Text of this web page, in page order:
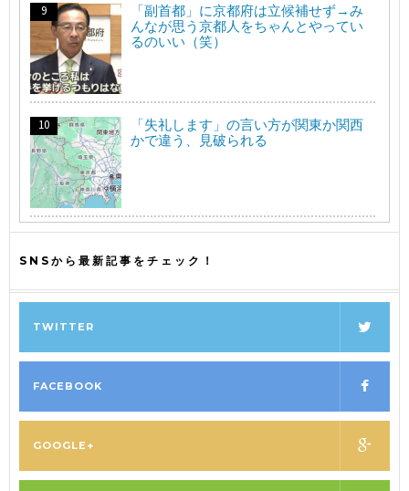
「副首都」に京都府は立候補せず→み
んなが思う京都人をちゃんとやってい
るのいい（笑）
「失礼します」の言い方が関東か関西
かで違う、見破られる
SNSから最新記事をチェック！
TWITTER
FACEBOOK
GOOGLE+